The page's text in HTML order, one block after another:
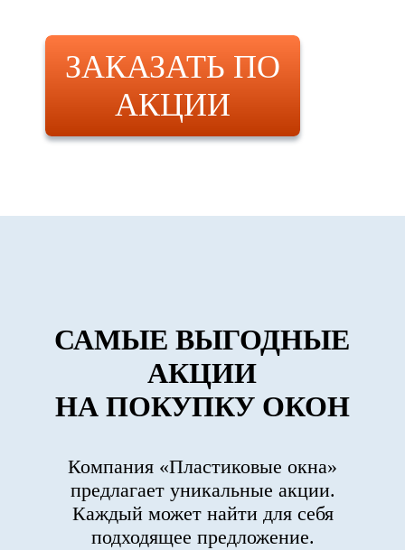
ЗАКАЗАТЬ ПО
АКЦИИ
САМЫЕ ВЫГОДНЫЕ
АКЦИИ
НА ПОКУПКУ ОКОН
Компания «Пластиковые окна»
предлагает уникальные акции.
Каждый может найти для себя
подходящее предложение.